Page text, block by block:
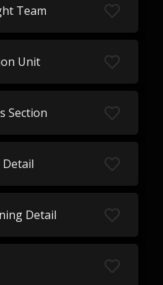
Team
Unit
Section
Detail